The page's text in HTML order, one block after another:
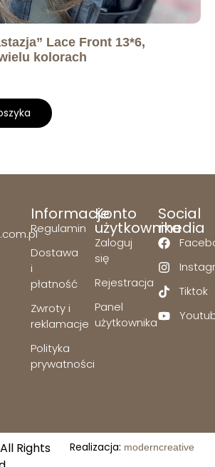
Lace Front 13*6,
kolorach
Informacje
Regulamin
Dostawa
i
płatność
Zwroty i
reklamacje
Polityka
prywatności
Konto
użytkownika
Zaloguj
się
Rejestracja
Panel
użytkownika
Social
media
Tiktok
Rights
Realizacja: moderncreative